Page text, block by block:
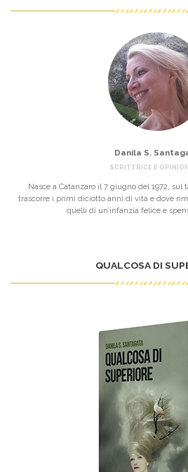
Danila S.
SCRITTRICE E
Nasce a Catanzaro il 7 giugno del 1972, sul
trascorre i primi diciotto anni di vita e dove
quelli di un’infanzia felice e
QUALCOSA DI